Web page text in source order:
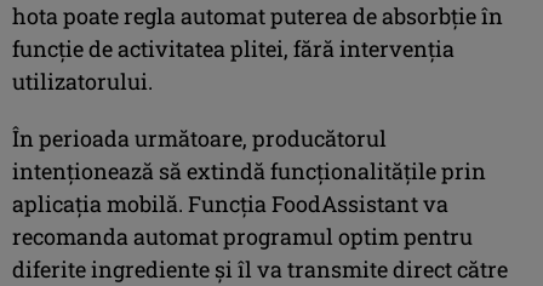
hota poate regla automat puterea de absorbție în
funcție de activitatea plitei, fără intervenția
utilizatorului.
În perioada următoare, producătorul
intenționează să extindă funcționalitățile prin
aplicația mobilă. Funcția FoodAssistant va
recomanda automat programul optim pentru
diferite ingrediente și îl va transmite direct către